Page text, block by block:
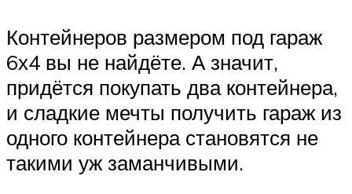
Контейнеров размером под гараж
6х4 вы не найдёте. А значит,
придётся покупать два контейнера,
и сладкие мечты получить гараж из
одного контейнера становятся не
такими уж заманчивыми.